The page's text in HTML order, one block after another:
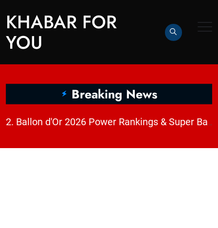
KHABAR FOR
YOU
Breaking News
| 2. Ballon d'Or 2026 Power Rankings & Super Ballon d'Or Analysis | KhabarForYou